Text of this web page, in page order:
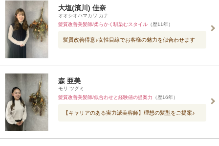
大塩(濱川) 佳奈
オオシオハマカワ カナ
髪質改善美髪師/柔らかく馴染むスタイル （歴11年）
髪質改善得意♪女性目線でお客様の魅力を似合わせます
森 亜美
モリ ツグミ
髪質改善美髪師/似合わせと経験値の提案力 （歴16年）
【キャリアのある実力派美容師】理想の髪型をご提案♪